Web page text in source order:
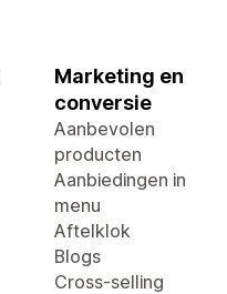
Marketing en
conversie
Aanbevolen
producten
Aanbiedingen in
menu
Aftelklok
Blogs
Cross-selling